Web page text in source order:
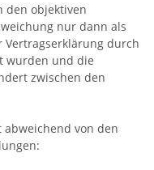
den objektiven
nur dann als
Vertragserklärung durch
wurden und die
zwischen den
von den